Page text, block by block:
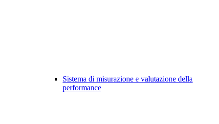
Sistema di misurazione e valutazione della
performance